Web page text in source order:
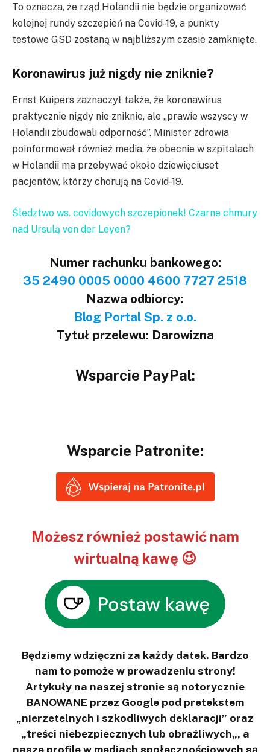
To oznacza, że rząd Holandii nie będzie organizować
kolejnej rundy szczepień na Covid-19, a punkty
testowe GSD zostaną w najbliższym czasie zamknięte.
Koronawirus już nigdy nie zniknie?
Ernst Kuipers zaznaczył także, że koronawirus
praktycznie nigdy nie zniknie, ale „prawie wszyscy w
Holandii zbudowali odporność”. Minister zdrowia
poinformował również media, że obecnie w szpitalach
w Holandii ma przebywać około dziewięciuset
pacjentów, którzy chorują na Covid-19.
Śledztwo ws. covidowych szczepionek! Czarne chmury
nad Ursulą von der Leyen?
Numer rachunku bankowego:
35 2490 0005 0000 4600 7727 2518
Nazwa odbiorcy:
Blog Portal Sp. z o.o.
Tytuł przelewu: Darowizna
Wsparcie PayPal:
Wsparcie Patronite:
Możesz również postawić nam
wirtualną kawę 😉
Będziemy wdzięczni za każdy datek. Bardzo
nam to pomoże w prowadzeniu strony!
Artykuły na naszej stronie są notorycznie
BANOWANE przez Google pod pretekstem
„nierzetelnych i szkodliwych deklaracji” oraz
„treści niebezpiecznych lub obraźliwych„, a
nasze profile w mediach społecznościowych są